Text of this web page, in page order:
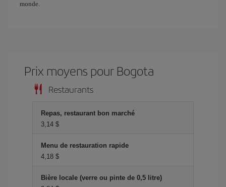
monde.
Prix ​​moyens pour Bogota
Restaurants
Repas, restaurant bon marché
3,14 $
Menu de restauration rapide
4,18 $
Bière locale (verre ou pinte de 0,5 litre)